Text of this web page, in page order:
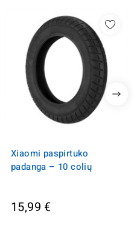
Xiaomi paspirtuko
padanga – 10 colių
15,99 €